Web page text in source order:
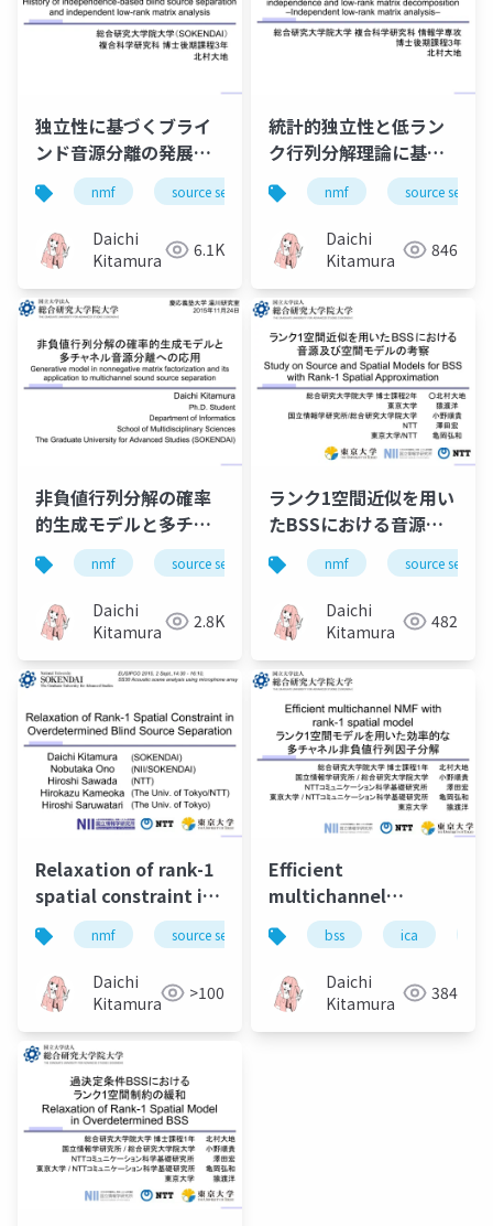
独立性に基づくブライ
ンド音源分離の発展と
独立低ランク行列分析
History of
independence-based
blind source
separation and
independent low-
rank matrix analysis
nmf source separation bss ica
Daichi
Kitamura
6.1K
統計的独立性と低ラン
ク行列分解理論に基づ
くブラインド音源分離
–独立低ランク行列分
析– Blind source
separation based on
statistical
independence and
low-rank matrix
decomposition –
Independent low-
rank matrix analysis–
nmf source
Daichi
Kitamura
846
非負値行列分解の確率
的生成モデルと多チャ
ネル音源分離への応用
(Generative model in
nonnegative matrix
factorization and its
application to
multichannel sound
source separation)
nmf source separation music bss
Daichi
Kitamura
2.8K
ランク1空間近似を用い
たBSSにおける音源及
び空間モデルの考察
Study on Source and
Spatial Models for
BSS with Rank-1
Spatial
Approximation (in
Japanese)
nmf source
Daichi
Kitamura
482
Relaxation of rank-1
spatial constraint in
overdetermined
blind source
separation
nmf source separation music bss
Daichi
Kitamura
>100
Efficient
multichannel
nonnegative matrix
factorization with
rank-1 spatial model
(in Japanese)
bss ica
Daichi
Kitamura
384